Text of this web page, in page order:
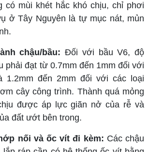
có mùi khét hắc khó chịu, chỉ phơi
ở Tây Nguyên là tự mục nát, mủn
chậu/bầu: Đối với bầu V6, độ
phải đạt từ 0.7mm đến 1mm đối với
1.2mm đến 2mm đối với các loại
cây công trình. Thành quá mỏng
được áp lực giãn nở của rễ và
đất ướt bên trong.
nối và ốc vít đi kèm: Các chậu